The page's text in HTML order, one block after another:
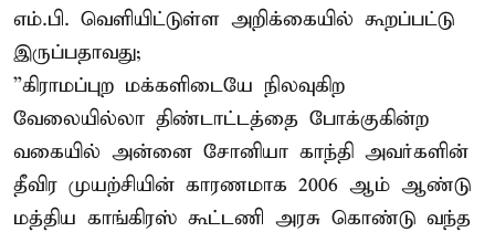
எம்.பி. வெளியிட்டுள்ள அறிக்கையில் கூறப்பட்டு
இருப்பதாவது;
”கிராமப்புற மக்களிடையே நிலவுகிற
வேலையில்லா திண்டாட்டத்தை போக்குகின்ற
வகையில் அன்னை சோனியா காந்தி அவர்களின்
தீவிர முயற்சியின் காரணமாக 2006 ஆம் ஆண்டு
மத்திய காங்கிரஸ் கூட்டணி அரசு கொண்டு வந்த